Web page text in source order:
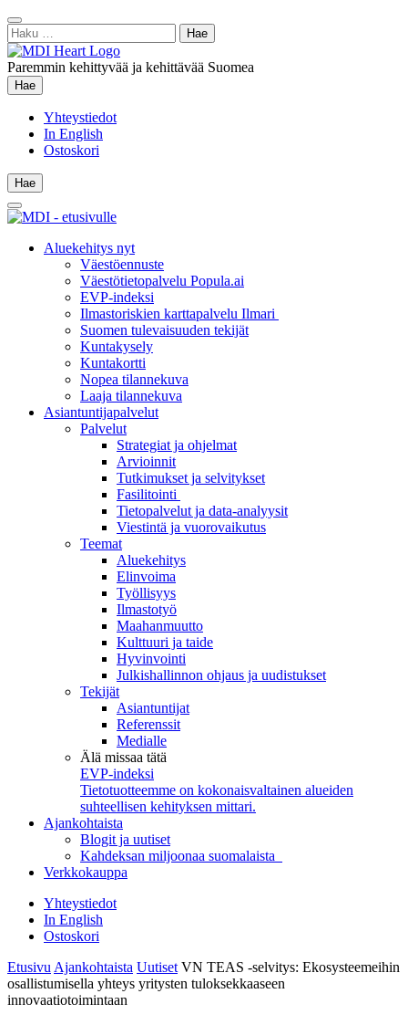
Siirry
sisältöön
Sulje
hae
Haku:
Paremmin kehittyvää ja kehittävää Suomea
Hae
Hae
Yhteystiedot
In English
Ostoskori
Hae
Hae
Main
Menu
Aluekehitys nyt
Väestöennuste
Väestötietopalvelu Popula.ai
EVP-indeksi
Ilmastoriskien karttapalvelu Ilmari
Suomen tulevaisuuden tekijät
Kuntakysely
Kuntakortti
Nopea tilannekuva
Laaja tilannekuva
Asiantuntijapalvelut
Palvelut
Strategiat ja ohjelmat
Arvioinnit
Tutkimukset ja selvitykset
Fasilitointi
Tietopalvelut ja data-analyysit
Viestintä ja vuorovaikutus
Teemat
Aluekehitys
Elinvoima
Työllisyys
Ilmastotyö
Maahanmuutto
Kulttuuri ja taide
Hyvinvointi
Julkishallinnon ohjaus ja uudistukset
Tekijät
Asiantuntijat
Referenssit
Medialle
Älä missaa tätä
EVP-indeksi
Tietotuotteemme on kokonaisvaltainen alueiden
suhteellisen kehityksen mittari.
Ajankohtaista
Blogit ja uutiset
Kahdeksan miljoonaa suomalaista
Verkkokauppa
Yhteystiedot
In English
Ostoskori
Etusivu Ajankohtaista Uutiset VN TEAS -selvitys: Ekosysteemeihin
osallistumisella yhteys yritysten tuloksekkaaseen
innovaatiotoimintaan